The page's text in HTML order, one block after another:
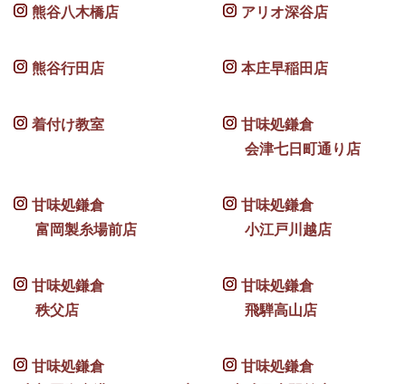
熊谷八木橋店 アリオ深谷店
熊谷行田店 本庄早稲田店
着付け教室
甘味処鎌倉
会津七日町通り店
甘味処鎌倉
富岡製糸場前店
甘味処鎌倉
小江戸川越店
甘味処鎌倉
秩父店
甘味処鎌倉
飛騨高山店
甘味処鎌倉
甘味処鎌倉